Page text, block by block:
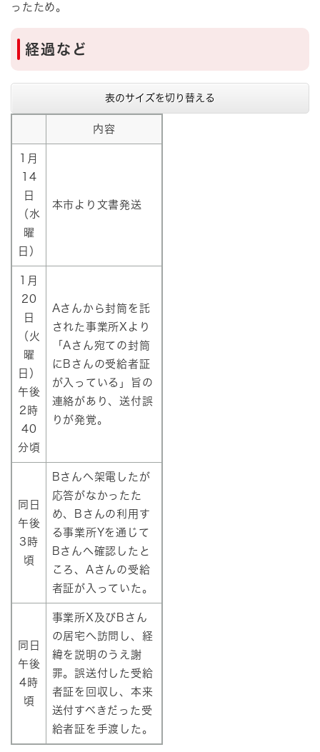
ったため。
​経過など​
表のサイズを切り替える
内容
1月
14
日
（水
曜
日）
本市より文書発送
1月
20
日
（火
曜
日）
午後
2時
40
分頃
Aさんから封筒を託
された事業所Xより
「Aさん宛ての封筒
にBさんの受給者証
が入っている」旨の
連絡があり、送付誤
りが発覚。
同日
午後
3時
頃
Bさんへ架電したが
応答がなかったた
め、Bさんの利用す
る事業所Yを通じて
Bさんへ確認したと
ころ、Aさんの受給
者証が入っていた。
同日
午後
4時
頃
事業所X及びBさん
の居宅へ訪問し、経
緯を説明のうえ謝
罪。誤送付した受給
者証を回収し、本来
送付すべきだった受
給者証を手渡した。